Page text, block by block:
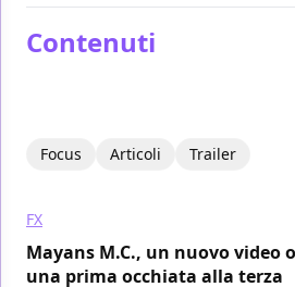
Contenuti
Focus Articoli Trailer
FX
Mayans M.C., un nuovo video
una prima occhiata alla terza